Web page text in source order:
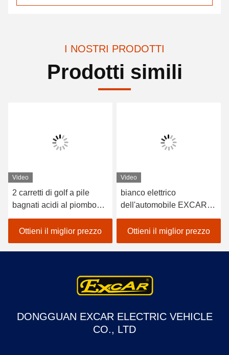
I NOSTRI PRODOTTI
Prodotti simili
Video
2 carretti di golf a pile
bagnati acidi al piombo
dei sedili/golf con errori
elettrico dell'automobile
Ottieni il miglior prezzo
Video
bianco elettrico
dell'automobile EXCAR
A1S6+2 di golf del veicolo
a pile del litio 48V
Ottieni il miglior prezzo
DONGGUAN EXCAR ELECTRIC VEHICLE
CO., LTD